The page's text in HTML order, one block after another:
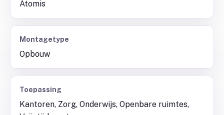
Atomis
Montagetype
Opbouw
Toepassing
Kantoren, Zorg, Onderwijs, Openbare ruimtes,